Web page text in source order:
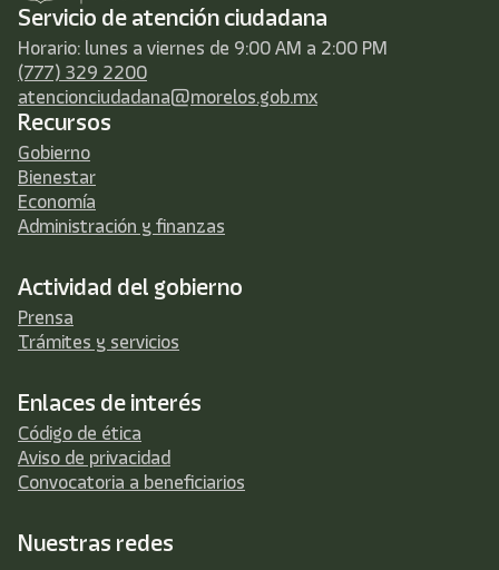
Servicio de atención ciudadana
Horario: lunes a viernes de 9:00 AM a 2:00 PM
(777) 329 2200
atencionciudadana@morelos.gob.mx
Recursos
Gobierno
Bienestar
Economía
Administración y finanzas
Actividad del gobierno
Prensa
Trámites y servicios
Enlaces de interés
Código de ética
Aviso de privacidad
Convocatoria a beneficiarios
Nuestras redes